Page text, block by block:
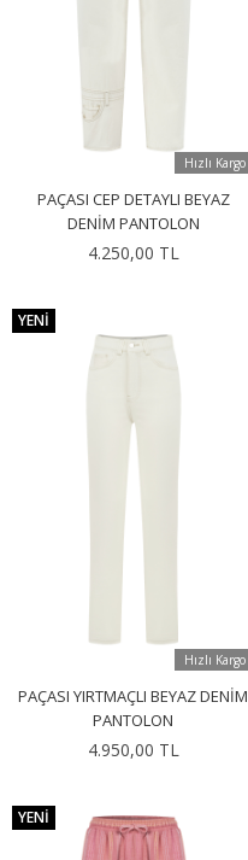
Hızlı Kargo
PAÇASI CEP DETAYLI BEYAZ
DENIM PANTOLON
4.250,00 TL
Hızlı Kargo
PAÇASI YIRTMAÇLI BEYAZ DENIM
PANTOLON
4.950,00 TL
YENI
YENI